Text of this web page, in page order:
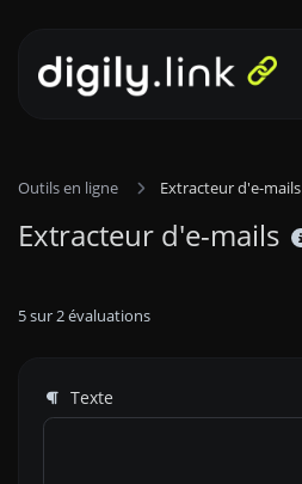
Outils en ligne Extracteur d'e-mails
Extracteur d'e-mails
5sur2évaluations
Texte